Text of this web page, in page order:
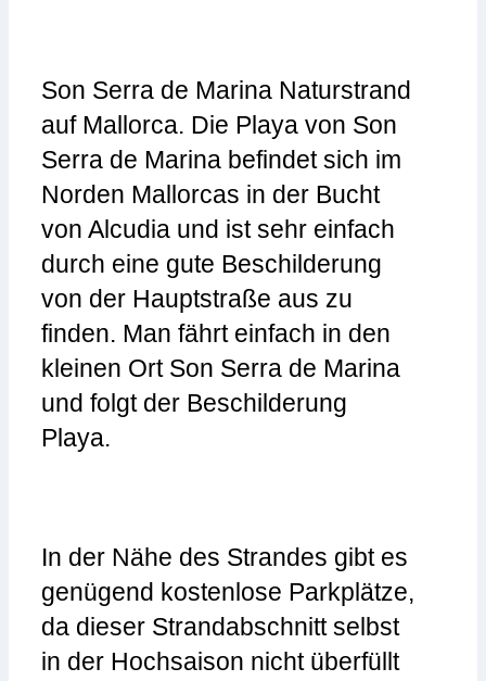
Son Serra de Marina Naturstrand
auf Mallorca. Die Playa von Son
Serra de Marina befindet sich im
Norden Mallorcas in der Bucht
von Alcudia und ist sehr einfach
durch eine gute Beschilderung
von der Hauptstraße aus zu
finden. Man fährt einfach in den
kleinen Ort Son Serra de Marina
und folgt der Beschilderung
Playa.
In der Nähe des Strandes gibt es
genügend kostenlose Parkplätze,
da dieser Strandabschnitt selbst
in der Hochsaison nicht überfüllt